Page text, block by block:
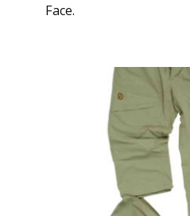
Face.